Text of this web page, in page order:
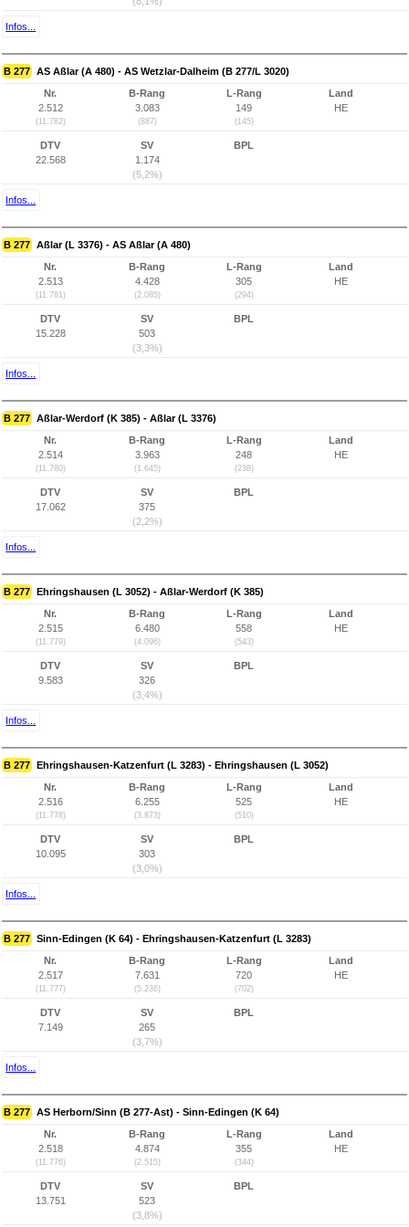
Infos...
B 277 AS Aßlar (A 480) - AS Wetzlar-Dalheim (B 277/L 3020)
Nr.
2.512
(11.782)
B-Rang
3.083
(887)
L-Rang
149
(145)
Land
HE
DTV
22.568
SV
1.174
(5,2%)
BPL
Infos...
B 277 Aßlar (L 3376) - AS Aßlar (A 480)
Nr.
2.513
(11.781)
B-Rang
4.428
(2.085)
L-Rang
305
(294)
Land
HE
DTV
15.228
SV
503
(3,3%)
BPL
Infos...
B 277 Aßlar-Werdorf (K 385) - Aßlar (L 3376)
Nr.
2.514
(11.780)
B-Rang
3.963
(1.645)
L-Rang
248
(238)
Land
HE
DTV
17.062
SV
375
(2,2%)
BPL
Infos...
B 277 Ehringshausen (L 3052) - Aßlar-Werdorf (K 385)
Nr.
2.515
(11.779)
B-Rang
6.480
(4.096)
L-Rang
558
(543)
Land
HE
DTV
9.583
SV
326
(3,4%)
BPL
Infos...
B 277 Ehringshausen-Katzenfurt (L 3283) - Ehringshausen (L 3052)
Nr.
2.516
(11.778)
B-Rang
6.255
(3.873)
L-Rang
525
(510)
Land
HE
DTV
10.095
SV
303
(3,0%)
BPL
Infos...
B 277 Sinn-Edingen (K 64) - Ehringshausen-Katzenfurt (L 3283)
Nr.
2.517
(11.777)
B-Rang
7.631
(5.236)
L-Rang
720
(702)
Land
HE
DTV
7.149
SV
265
(3,7%)
BPL
Infos...
B 277 AS Herborn/Sinn (B 277-Ast) - Sinn-Edingen (K 64)
Nr.
2.518
(11.776)
B-Rang
4.874
(2.515)
L-Rang
355
(344)
Land
HE
DTV
13.751
SV
523
(3,8%)
BPL